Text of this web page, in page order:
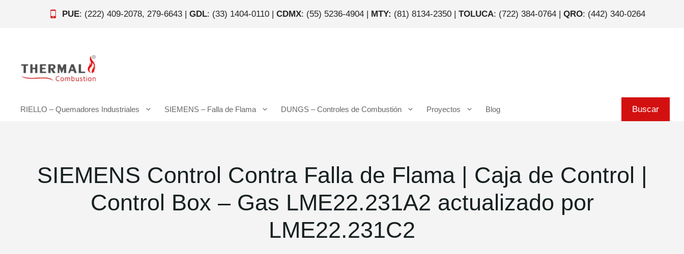
PUE: (222) 409-2078, 279-6643 | GDL: (33) 1404-0110 | CDMX: (55) 5236-4904 | MTY: (81) 8134-2350 | TOLUCA: (722) 384-0764 | QRO: (442) 340-0264
RIELLO – Quemadores Industriales SIEMENS – Falla de Flama DUNGS – Controles de Combustión Proyectos Blog Buscar
SIEMENS Control Contra Falla de Flama | Caja de Control |
Control Box – Gas LME22.231A2 actualizado por
LME22.231C2